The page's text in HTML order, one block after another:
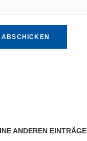
ANDEREN EINTRÄGE